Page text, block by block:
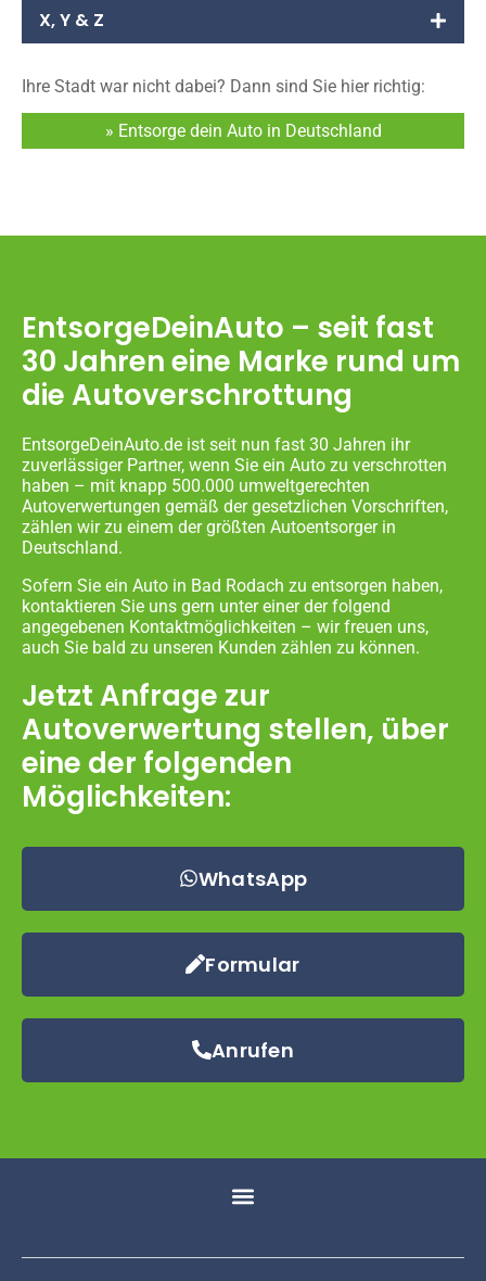
X, Y & Z
Ihre Stadt war nicht dabei? Dann sind Sie hier richtig:
» Entsorge dein Auto in Deutschland
EntsorgeDeinAuto – seit fast
30 Jahren eine Marke rund um
die Autoverschrottung
EntsorgeDeinAuto.de ist seit nun fast 30 Jahren ihr
zuverlässiger Partner, wenn Sie ein Auto zu verschrotten
haben – mit knapp 500.000 umweltgerechten
Autoverwertungen gemäß der gesetzlichen Vorschriften,
zählen wir zu einem der größten Autoentsorger in
Deutschland.
Sofern Sie ein Auto in Bad Rodach zu entsorgen haben,
kontaktieren Sie uns gern unter einer der folgend
angegebenen Kontaktmöglichkeiten – wir freuen uns,
auch Sie bald zu unseren Kunden zählen zu können.
Jetzt Anfrage zur
Autoverwertung stellen, über
eine der folgenden
Möglichkeiten:
WhatsApp
Formular
Anrufen